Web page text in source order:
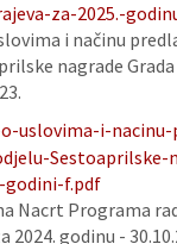
za-2025.-
i načinu
nagrade Grada
o-uslovima-i-
Sestoaprilske-
godini-f.pdf
Nacrt Programa
2024. godinu -